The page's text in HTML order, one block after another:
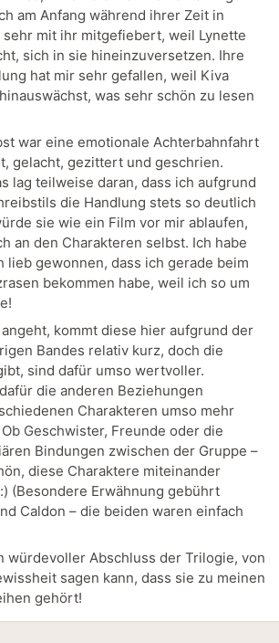
am Anfang während ihrer Zeit in
sehr mit ihr mitgefiebert, weil Lynette
sich in sie hineinzuversetzen. Ihre
hat mir sehr gefallen, weil Kiva
was sehr schön zu lesen
war eine emotionale Achterbahnfahrt
gelacht, gezittert und geschrien.
lag teilweise daran, dass ich aufgrund
die Handlung stets so deutlich
sie wie ein Film vor mir ablaufen,
an den Charakteren selbst. Ich habe
lieb gewonnen, dass ich gerade beim
bekommen habe, weil ich so um
angeht, kommt diese hier aufgrund der
Bandes relativ kurz, doch die
sind dafür umso wertvoller.
die anderen Beziehungen
Charakteren umso mehr
Geschwister, Freunde oder die
Bindungen zwischen der Gruppe –
diese Charaktere miteinander
(Besondere Erwähnung gebührt
Caldon – die beiden waren einfach
würdevoller Abschluss der Trilogie, von
sagen kann, dass sie zu meinen
gehört!